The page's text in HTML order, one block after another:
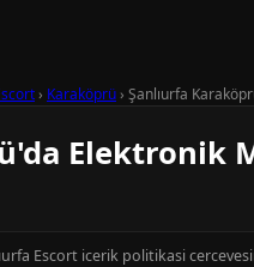
› Karaköprü› Şanlıurfa
Elektronik
Escort icerik politikasi